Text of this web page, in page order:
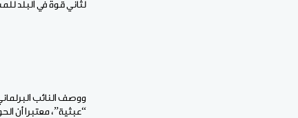
لثاني قوة في البلد
“عبثية”، معتبرا أن